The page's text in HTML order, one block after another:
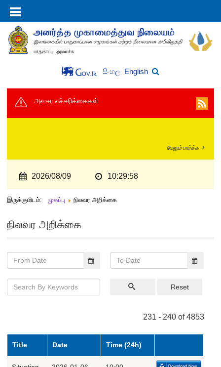
සිංහල English
அவசர எச்சரிக்கைகள்
மேலும் பார்க்க
2026/08/09 10:29:59
இருக்குமிடம்: முகப்பு நிலவர அறிக்கை
நிலவர அறிக்கை
Reset
231 - 240 of 4853
Title Date Time (24h)